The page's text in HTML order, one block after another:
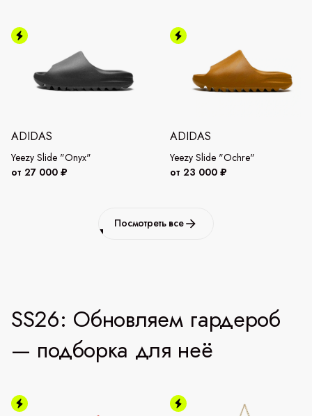
ADIDAS
Yeezy Slide "Onyx"
от 27 000 ₽
ADIDAS
Yeezy Slide "Ochre"
от 23 000 ₽
Посмотреть все
SS26: Обновляем гардероб
— подборка для неё